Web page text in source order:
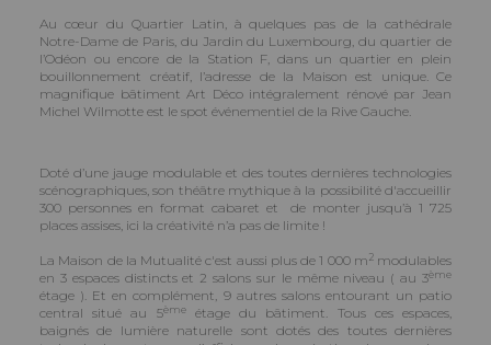
Au cœur du Quartier Latin, à quelques pas de la cathédrale
Notre-Dame de Paris, du Jardin du Luxembourg, du quartier de
l’Odéon ou encore de la Station F, dans un quartier en plein
bouillonnement créatif, l’adresse de la Maison est unique. Ce
magnifique bâtiment Art Déco intégralement rénové par Jean
Michel Wilmotte est le spot événementiel de la Rive Gauche.
Doté d’une jauge modulable et des toutes dernières technologies
scénographiques, son théâtre mythique à la possibilité d'accueillir
300 personnes en format cabaret et de monter jusqu’à 1 725
places assises, ici la créativité n’a pas de limite !
La Maison de la Mutualité c'est aussi plus de 1 000 m2modulables
en 3 espaces distincts et 2 salons sur le même niveau ( au 3ème
étage ). Et en complément, 9 autres salons entourant un patio
central situé au 5èmeétage du bâtiment. Tous ces espaces,
baignés de lumière naturelle sont dotés des toutes dernières